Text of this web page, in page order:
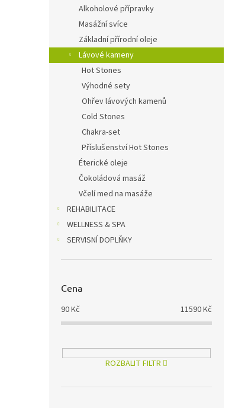
l
Alkoholové přípravky
Masážní svíce
Základní přírodní oleje
Lávové kameny
Hot Stones
Výhodné sety
Ohřev lávových kamenů
Cold Stones
Chakra-set
Příslušenství Hot Stones
Éterické oleje
Čokoládová masáž
Včelí med na masáže
REHABILITACE
WELLNESS & SPA
SERVISNÍ DOPLŇKY
Cena
90Kč 11590Kč
ROZBALIT FILTR